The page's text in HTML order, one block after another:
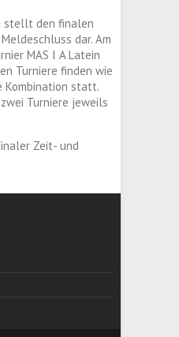
stellt den finalen
dar. Am
MAS I A Latein
Turniere finden wie
Kombination statt.
Turniere jeweils
Zeit- und